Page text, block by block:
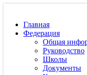
Главная
Федерация
Общая
Руководство
Школы
Документы